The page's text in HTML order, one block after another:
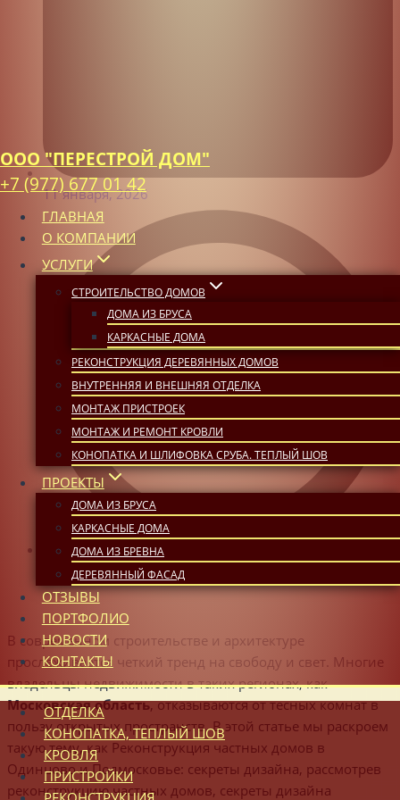
ООО "ПЕРЕСТРОЙ ДОМ"
+7 (977) 677 01 42
ГЛАВНАЯ
О КОМПАНИИ
УСЛУГИ
СТРОИТЕЛЬСТВО ДОМОВ
ДОМА ИЗ БРУСА
КАРКАСНЫЕ ДОМА
РЕКОНСТРУКЦИЯ ДЕРЕВЯННЫХ ДОМОВ
ВНУТРЕННЯЯ И ВНЕШНЯЯ ОТДЕЛКА
МОНТАЖ ПРИСТРОЕК
МОНТАЖ И РЕМОНТ КРОВЛИ
КОНОПАТКА И ШЛИФОВКА СРУБА. ТЕПЛЫЙ ШОВ
ПРОЕКТЫ
ДОМА ИЗ БРУСА
КАРКАСНЫЕ ДОМА
ДОМА ИЗ БРЕВНА
ДЕРЕВЯННЫЙ ФАСАД
ОТЗЫВЫ
ПОРТФОЛИО
НОВОСТИ
КОНТАКТЫ
ОТДЕЛКА
КОНОПАТКА, ТЕПЛЫЙ ШОВ
КРОВЛЯ
ПРИСТРОЙКИ
11 января, 2026
08:47
В современном строительстве и архитектуре
прослеживается четкий тренд на свободу и свет. Многие
владельцы недвижимости в таких регионах, как
Московская область, отказываются от тесных комнат в
пользу открытых пространств. В этой статье мы раскроем
такую тему, как Реконструкция частных домов в
Одинцово и Подмосковье: секреты дизайна, рассмотрев
реконструкцию частных домов, секреты дизайна